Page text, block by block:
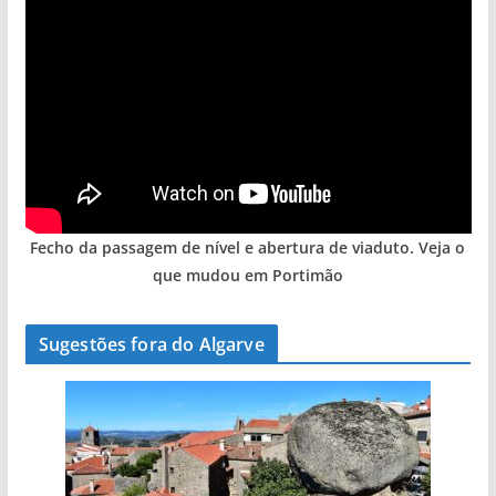
Fecho da passagem de nível e abertura de viaduto. Veja o
que mudou em Portimão
Sugestões fora do Algarve